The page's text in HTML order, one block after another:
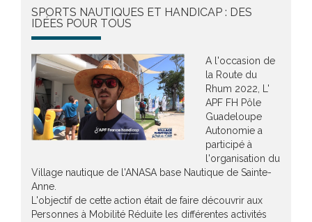
SPORTS NAUTIQUES ET HANDICAP : DES
IDÉES POUR TOUS
A l'occasion de
la Route du
Rhum 2022, L'
APF FH Pôle
Guadeloupe
Autonomie a
participé à
l'organisation du
Village nautique de l'ANASA base Nautique de Sainte-
Anne.
L'objectif de cette action était de faire découvrir aux
Personnes à Mobilité Réduite les différentes activités